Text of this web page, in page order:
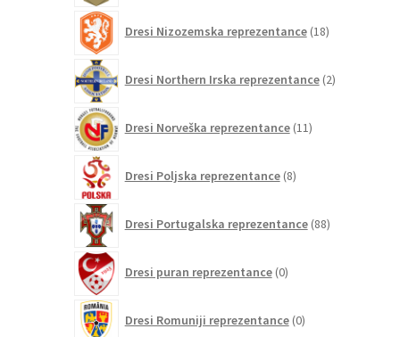
Dresi Nizozemska reprezentance 18izdelkov
Dresi Northern Irska reprezentance 2izdelka
Dresi Norveška reprezentance 11izdelkov
Dresi Poljska reprezentance 8izdelkov
Dresi Portugalska reprezentance 88izdelkov
Dresi puran reprezentance 0izdelkov
Dresi Romuniji reprezentance 0izdelkov